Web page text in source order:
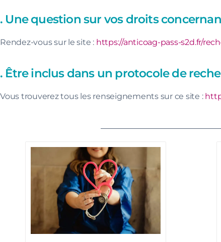
. Une question sur vos droits
Rendez-vous sur le site : https://anticoag-pass-s2d.fr/
. Être inclus dans un protocole de
Vous trouverez tous les renseignements sur ce site :